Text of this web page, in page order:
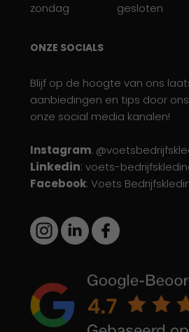
zondag
gesloten
ONZE SOCIALS
Blijf op de hoogte van ons
aanbiedingen en tips door
onze social media kanalen!
Instagram:
Linkedin: voets-
Facebook: Voets